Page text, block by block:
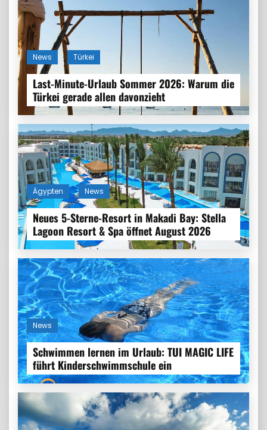
News Türkei
Last-Minute-Urlaub Sommer 2026: Warum die
Türkei gerade allen davonzieht
Ägypten News
Neues 5-Sterne-Resort in Makadi Bay: Stella
Lagoon Resort & Spa öffnet August 2026
News
Schwimmen lernen im Urlaub: TUI MAGIC LIFE
führt Kinderschwimmschule ein